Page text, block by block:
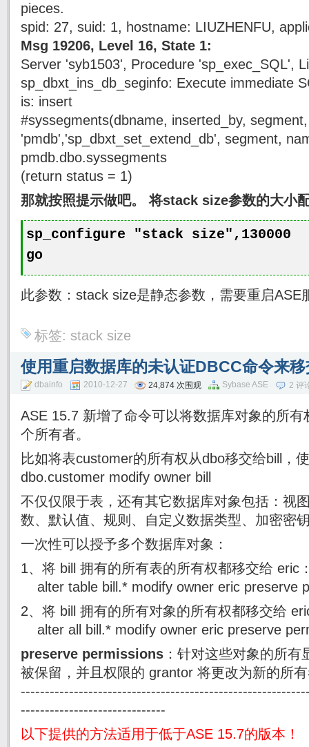
pieces.
spid: 27, suid: 1, hostname: LIUZHENFU,
Msg 19206, Level 16, State 1:
Server 'syb1503', Procedure 'sp_exec_SQL',
sp_dbxt_ins_db_seginfo: Execute immediate
is: insert
#syssegments(dbname, inserted_by,
'pmdb','sp_dbxt_set_extend_db', segment,
pmdb.dbo.syssegments
(return status = 1)
那就按照提示做吧。 将stack size参数的大小
sp_configure "stack size",130000
go
此参数：stack size是静态参数，需要重启ASE
标签: stack size
使用重启数据库的未认证DBCC命令来
dbainfo 2010-12-27 24,874 次围观 Sybase ASE 2 评
ASE 15.7 新增了命令可以将数据库对象的所
个所有者。
比如将表customer的所有权从dbo移交给bill，
dbo.customer modify owner bill
不仅仅限于表，还有其它数据库对象包括：视
数、默认值、规则、自定义数据类型、加密密
一次性可以授予多个数据库对象：
1、将 bill 拥有的所有表的所有权都移交给 eric
alter table bill.* modify owner eric preserve
2、将 bill 拥有的所有对象的所有权都移交给
alter all bill.* modify owner eric preserve
preserve permissions ：针对这些对象的所
被保留，并且权限的 grantor 将更改为新的所
------------------------------
以下提供的方法适用于低于ASE 15.7的版本！